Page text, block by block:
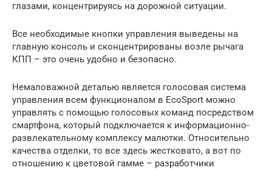
глазами, концентрируясь на дорожной ситуации.
Все необходимые кнопки управления выведены на
главную консоль и сконцентрированы возле рычага
КПП – это очень удобно и безопасно.
Немаловажной деталью является голосовая система
управления всем функционалом в EcoSport можно
управлять с помощью голосовых команд посредством
смартфона, который подключается к информационно-
развлекательному комплексу малютки. Относительно
качества отделки, то все здесь жестковато, а вот по
отношению к цветовой гамме – разработчики